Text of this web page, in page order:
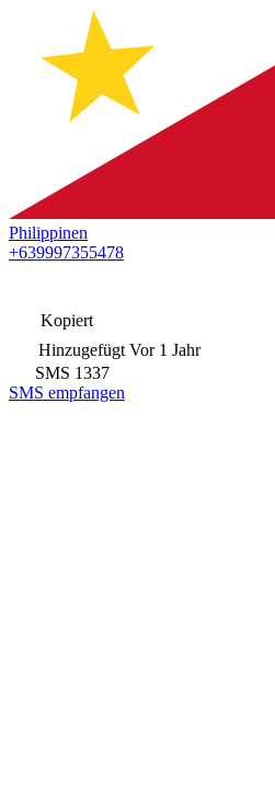
Philippinen
+639997355478
Kopiert
Hinzugefügt Vor 1 Jahr
SMS 1337
SMS empfangen